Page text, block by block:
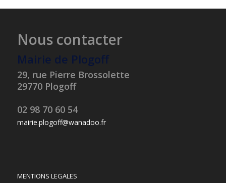
Nous contacter
Mairie de Plogoff
29, rue Pierre Brossolette
29770 Plogoff
02 98 70 60 54
mairie.plogoff@wanadoo.fr
MENTIONS LEGALES